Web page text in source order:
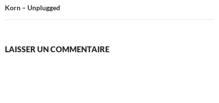
Korn – Unplugged
LAISSER UN COMMENTAIRE